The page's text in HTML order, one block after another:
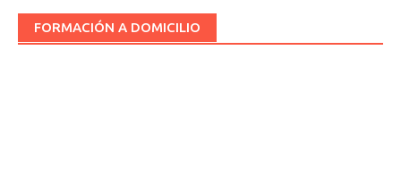
FORMACIÓN A DOMICILIO